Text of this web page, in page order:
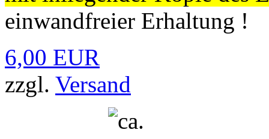
einwandfreier Erhaltung !
6,00 EUR
zzgl. Versand